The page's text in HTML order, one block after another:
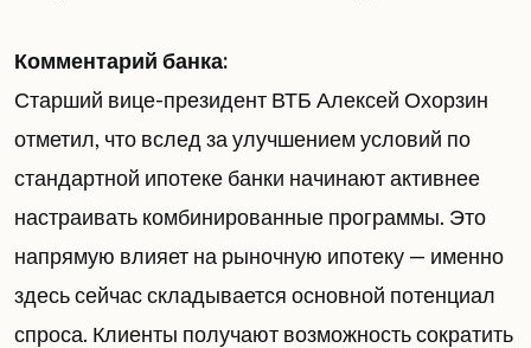
Комментарий банка:
Старший вице-президент ВТБ Алексей Охорзин
отметил, что вслед за улучшением условий по
стандартной ипотеке банки начинают активнее
настраивать комбинированные программы. Это
напрямую влияет на рыночную ипотеку — именно
здесь сейчас складывается основной потенциал
спроса. Клиенты получают возможность сократить